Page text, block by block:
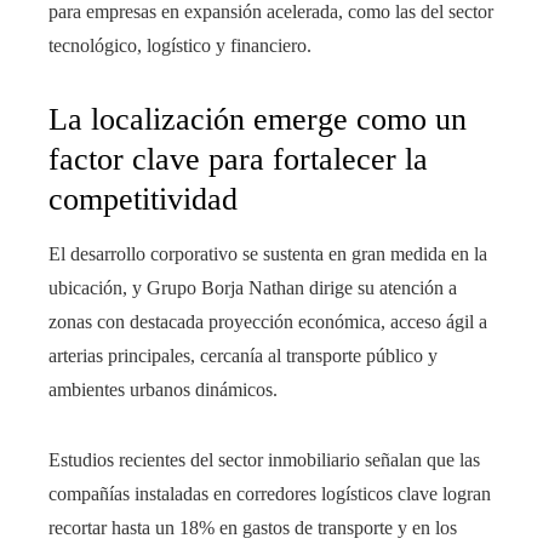
para empresas en expansión acelerada, como las del sector
tecnológico, logístico y financiero.
La localización emerge como un
factor clave para fortalecer la
competitividad
El desarrollo corporativo se sustenta en gran medida en la
ubicación, y Grupo Borja Nathan dirige su atención a
zonas con destacada proyección económica, acceso ágil a
arterias principales, cercanía al transporte público y
ambientes urbanos dinámicos.
Estudios recientes del sector inmobiliario señalan que las
compañías instaladas en corredores logísticos clave logran
recortar hasta un 18% en gastos de transporte y en los